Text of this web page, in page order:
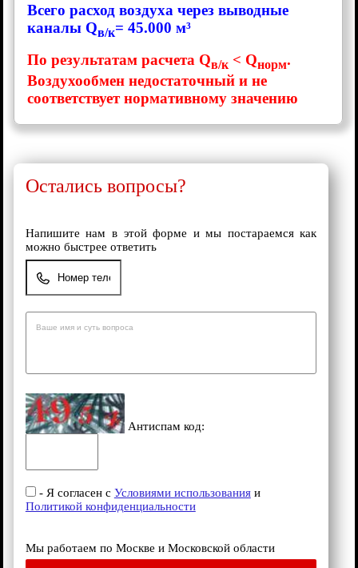
Всего расход воздуха через выводные
каналы Qв/к= 45.000 м³
По результатам расчета Qв/к < Qнорм.
Воздухообмен недостаточный и не
соответствует нормативному значению
Остались вопросы?
Напишите нам в этой форме и мы постараемся как
можно быстрее ответить
Антиспам код:
- Я согласен с Условиями использованияи
Политикой конфиденциальности
Мы работаем по Москве и Московской области